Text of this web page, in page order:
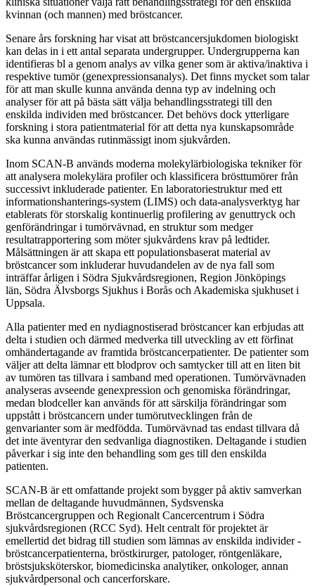
kvinnan (och mannen) med bröstcancer.
Senare års forskning har visat att bröstcancersjukdomen biologiskt
kan delas in i ett antal separata undergrupper. Undergrupperna kan
identifieras bl a genom analys av vilka gener som är aktiva/inaktiva i
respektive tumör (genexpressionsanalys). Det finns mycket som talar
för att man skulle kunna använda denna typ av indelning och
analyser för att på bästa sätt välja behandlingsstrategi till den
enskilda individen med bröstcancer. Det behövs dock ytterligare
forskning i stora patientmaterial för att detta nya kunskapsområde
ska kunna användas rutinmässigt inom sjukvården.
Inom SCAN-B används moderna molekylärbiologiska tekniker för
att analysera molekylära profiler och klassificera brösttumörer från
successivt inkluderade patienter. En laboratoriestruktur med ett
informationshanterings-system (LIMS) och data-analysverktyg har
etablerats för storskalig kontinuerlig profilering av genuttryck och
genförändringar i tumörvävnad, en struktur som medger
resultatrapportering som möter sjukvårdens krav på ledtider.
Målsättningen är att skapa ett populationsbaserat material av
bröstcancer som inkluderar huvudandelen av de nya fall som
inträffar årligen i Södra Sjukvårdsregionen, Region Jönköpings
län, Södra Älvsborgs Sjukhus i Borås och Akademiska sjukhuset i
Uppsala.
Alla patienter med en nydiagnostiserad bröstcancer kan erbjudas att
delta i studien och därmed medverka till utveckling av ett förfinat
omhändertagande av framtida bröstcancerpatienter. De patienter som
väljer att delta lämnar ett blodprov och samtycker till att en liten bit
av tumören tas tillvara i samband med operationen. Tumörvävnaden
analyseras avseende genexpression och genomiska förändringar,
medan blodceller kan används för att särskilja förändringar som
uppstått i bröstcancern under tumörutvecklingen från de
genvarianter som är medfödda. Tumörvävnad tas endast tillvara då
det inte äventyrar den sedvanliga diagnostiken. Deltagande i studien
påverkar i sig inte den behandling som ges till den enskilda
patienten.
SCAN-B är ett omfattande projekt som bygger på aktiv samverkan
mellan de deltagande huvudmännen, Sydsvenska
Bröstcancergruppen och Regionalt Cancercentrum i Södra
sjukvårdsregionen (RCC Syd). Helt centralt för projektet är
emellertid det bidrag till studien som lämnas av enskilda individer -
bröstcancerpatienterna, bröstkirurger, patologer, röntgenläkare,
bröstsjuksköterskor, biomedicinska analytiker, onkologer, annan
sjukvårdpersonal och cancerforskare.